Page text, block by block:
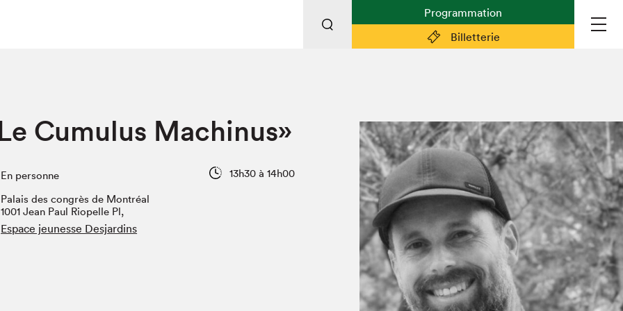
Billetterie
Programmation
Programmation dans la ville
Vidéos et balados
Plan du Salon
Préparer sa visite
Partenaires
Espace médias
Espace exposant·e·s
Espace enseignant·e·s
Espace participant⋅e⋅s
Espace Salon dans la ville
Espace bénévoles
Devenir bénévole
Cumulus Machinus»
En personne
13h30 à 14h00
Palais des congrès de Montréal
1001 Jean Paul Riopelle Pl,
Espace jeunesse Desjardins